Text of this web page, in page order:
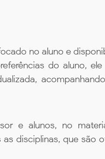
no aluno e
do aluno,
e alunos, no
disciplinas, que são